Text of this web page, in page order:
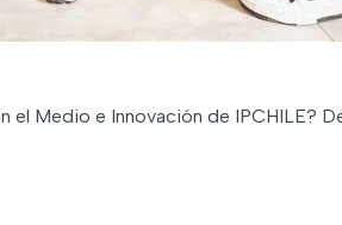
Medio e Innovación de IPCHILE?